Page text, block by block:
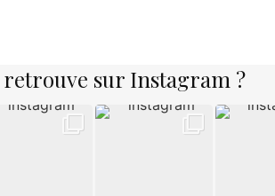
retrouve sur Instagram ?